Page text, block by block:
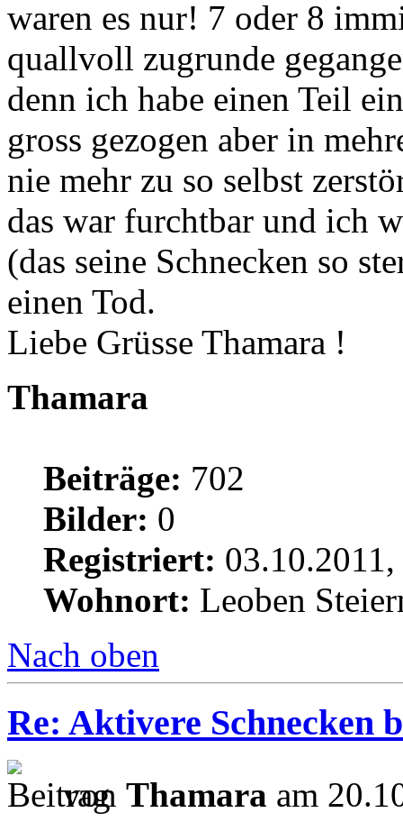
waren es nur! 7 oder 8
quallvoll zugrunde
denn ich habe einen Teil
gross gezogen aber in
nie mehr zu so selbst
das war furchtbar und ich
(das seine Schnecken so
einen Tod.
Liebe Grüsse Thamara !
Thamara
Beiträge: 702
Bilder: 0
Registriert:
Wohnort: Leoben
Nach oben
Re: Aktivere Schnecken
von Thamara am